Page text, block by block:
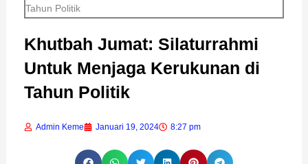
Tahun Politik
Khutbah Jumat: Silaturrahmi
Untuk Menjaga Kerukunan di
Tahun Politik
Admin Keme Januari 19, 2024 8:27 pm